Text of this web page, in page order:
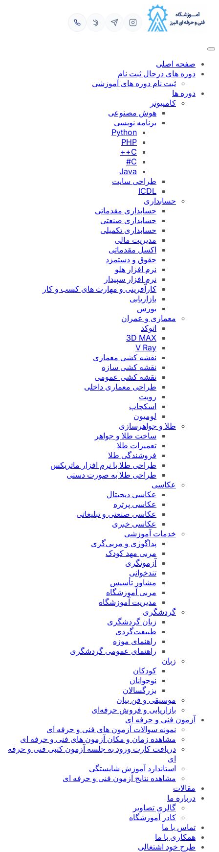
محتوا
صفحه اصلی
دوره های درحال ثبت نام
ثبت نام دوره های آموزشی
دوره ها
کامپیوتر
هوش مصنوعی
برنامه نویسی
Python
PHP
C++
C#
Java
طراحی سایت
ICDL
حسابداری
حسابداری مقدماتی
حسابداری صنعتی
حسابداری تکمیلی
مدیریت مالی
اکسل مقدماتی
حقوق و دستمزد
نرم افزار هلو
نرم افزار سپیدار
کارآفرینی و مهارت های کسب و کار
بازاریابی
بورس
معماری و عمران
اتوکد
3D MAX
V Ray
نقشه کشی معماری
نقشه کشی سازه
نقشه کشی عمومی
طراحی معماری داخلی
رویت
اسکچاپ
لومیون
طلا و جواهرسازی
ساخت طلا و جواهر
تعمیرات طلا
فروشندگی طلا
طراحی طلا با نرم افزار ماتریکس
طراحی طلا به صورت دستی
عکاسی
عکاسی دیجیتال
عکاسی پرتره
عکاسی صنعتی و تبلیغاتی
عکاسی خبری
خدمات آموزشی
پداگوژی و مربی‌گری
مربی مهد کودک
آزمونگری
تندخوانی
مشاور تأسیس
مربی آموزشگاه
مدیریت آموزشگاه
گردشگری
زبان گردشگری
طبیعت‌گردی
راهنمای موزه
راهنمای عمومی گردشگری
زبان
کودکان
نوجوانان
بزرگسالان
موسیقی و فن بیان
بازاریابی و فروش حرفه‌ای
آزمون فنی و حرفه ای
نمونه سوالات آزمون های فنی و حرفه ای
مشاهده زمان و مکان آزمون های فنی و حرفه ای
دریافت کارت ورود به جلسه آزمون کتبی فنی و حرفه
ای
استاندارد آموزش شایستگی
مشاهده نتایج آزمون فنی و حرفه ای
مقالات
درباره ما
گالری تصاویر
کادر آموزشگاه
تماس با ما
همکاری با ما
طرح خود اشتغالی